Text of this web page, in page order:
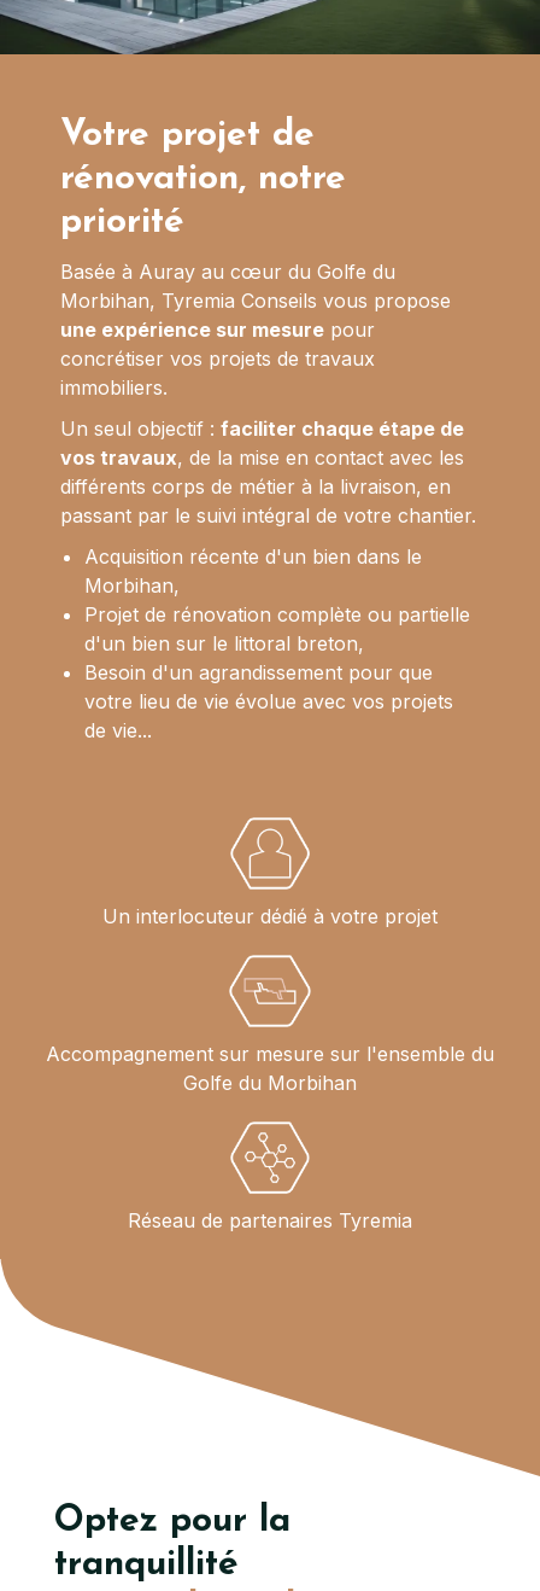
Votre projet de
rénovation, notre
priorité
Basée à Auray au cœur du Golfe du
Morbihan, Tyremia Conseils vous propose
une expérience sur mesure pour
concrétiser vos projets de travaux
immobiliers.
Un seul objectif : faciliter chaque étape de
vos travaux, de la mise en contact avec les
différents corps de métier à la livraison, en
passant par le suivi intégral de votre chantier.
Acquisition récente d'un bien dans le
Morbihan,
Projet de rénovation complète ou partielle
d'un bien sur le littoral breton,
Besoin d'un agrandissement pour que
votre lieu de vie évolue avec vos projets
de vie...
Un interlocuteur dédié à votre projet
Accompagnement sur mesure sur l'ensemble du
Golfe du Morbihan
Réseau de partenaires Tyremia
Optez pour la
tranquillité